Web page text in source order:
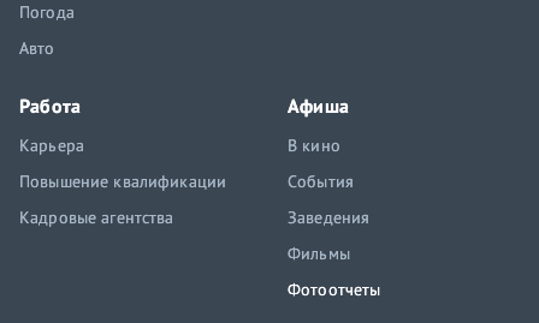
Погода
Авто
Работа
Карьера
Повышение квалификации
Кадровые агентства
Афиша
В кино
События
Заведения
Фильмы
Фотоотчеты